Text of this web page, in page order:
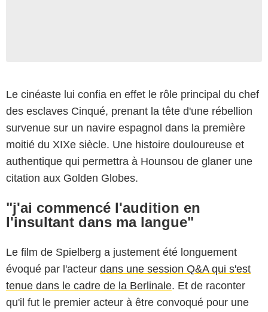
Le cinéaste lui confia en effet le rôle principal du chef
des esclaves Cinqué, prenant la tête d'une rébellion
survenue sur un navire espagnol dans la première
moitié du XIXe siècle. Une histoire douloureuse et
authentique qui permettra à Hounsou de glaner une
citation aux Golden Globes.
"j'ai commencé l'audition en
l'insultant dans ma langue"
Le film de Spielberg a justement été longuement
évoqué par l'acteur dans une session Q&A qui s'est
tenue dans le cadre de la Berlinale. Et de raconter
qu'il fut le premier acteur à être convoqué pour une